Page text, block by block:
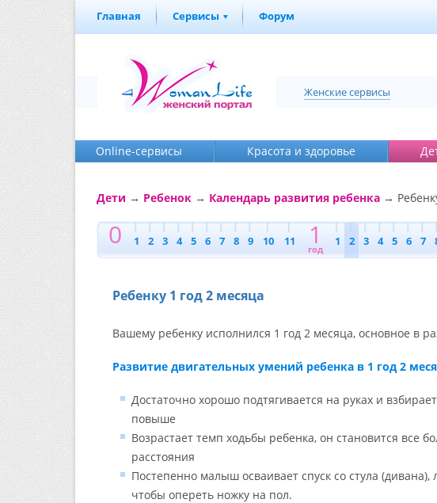
Главная Сервисы Форум
Женские сервисы
Online-cервисы Красота и здоровье
Дети → Ребенок → Календарь развития ребенка →
0 1 2 3 4 5 6 7 8 9 10 11 1
год
1 2 3 4 5 6 7
Ребенку 1 год 2 месяца
Вашему ребенку исполнился 1 год 2 месяца, основное в
Развитие двигательных умений ребенка в 1 год 2
Достаточно хорошо подтягивается на руках и
повыше
Возрастает темп ходьбы ребенка, он становится все
расстояния
Постепенно малыш осваивает спуск со стула
чтобы опереть ножку на пол.